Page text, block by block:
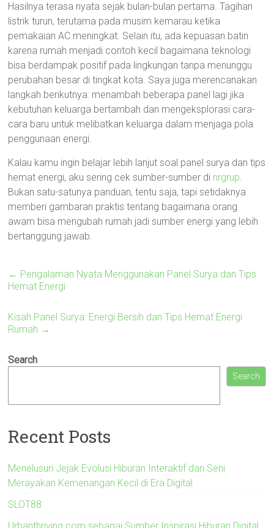
Hasilnya terasa nyata sejak bulan-bulan pertama. Tagihan
listrik turun, terutama pada musim kemarau ketika
pemakaian AC meningkat. Selain itu, ada kepuasan batin
karena rumah menjadi contoh kecil bagaimana teknologi
bisa berdampak positif pada lingkungan tanpa menunggu
perubahan besar di tingkat kota. Saya juga merencanakan
langkah berikutnya: menambah beberapa panel lagi jika
kebutuhan keluarga bertambah dan mengeksplorasi cara-
cara baru untuk melibatkan keluarga dalam menjaga pola
penggunaan energi.
Kalau kamu ingin belajar lebih lanjut soal panel surya dan tips
hemat energi, aku sering cek sumber-sumber di nrgrup.
Bukan satu-satunya panduan, tentu saja, tapi setidaknya
memberi gambaran praktis tentang bagaimana orang
awam bisa mengubah rumah jadi sumber energi yang lebih
bertanggung jawab.
← Pengalaman Nyata Menggunakan Panel Surya dan Tips
Hemat Energi
Kisah Panel Surya: Energi Bersih dan Tips Hemat Energi
Rumah →
Search
Search
Recent Posts
Menelusuri Jejak Evolusi Hiburan Interaktif dan Seni
Merayakan Kemenangan Kecil di Era Digital
SLOT88
Urbanthriving.com sebagai Sumber Inspirasi Hiburan Digital